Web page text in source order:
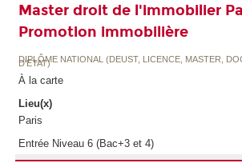
Master droit de l'immobilier
Promotion immobilière
DIPLÔME NATIONAL (DEUST, LICENCE, MASTER,
D'ETAT)
À la carte
Lieu(x)
Paris
Entrée Niveau 6 (Bac+3 et 4)